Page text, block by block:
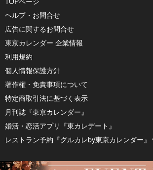
ヘルプ・お問合せ
広告に関するお問合せ
東京カレンダー 企業情報
利用規約
個人情報保護方針
著作権・免責事項について
特定商取引法に基づく表示
月刊誌『東京カレンダー』
婚活・恋活アプリ『東カレデート』
レストラン予約『グルカレby東京カレンダー』